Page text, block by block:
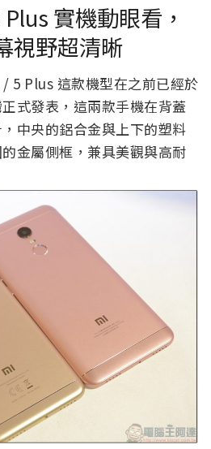
實機動眼看，
視野超清晰
5 Plus 這款機型在之前已經於
式發表，這兩款手機在背蓋
中央的鋁合金與上下的塑料
金屬側框，兼具美觀與高耐